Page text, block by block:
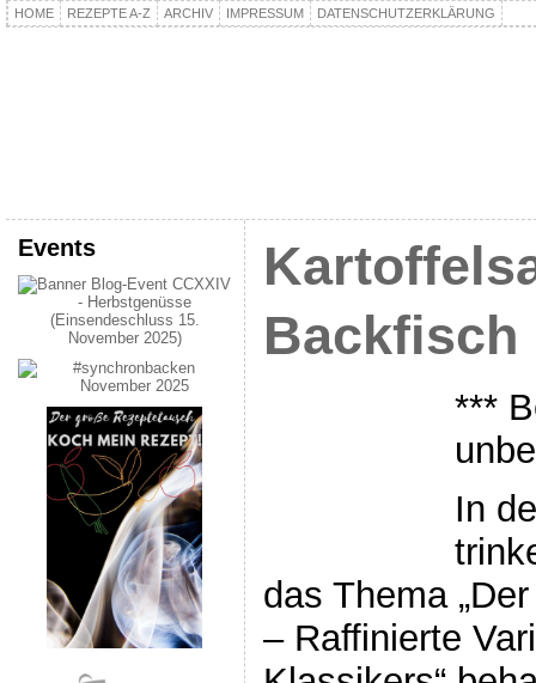
HOME REZEPTE A-Z ARCHIV IMPRESSUM DATENSCHUTZERKLÄRUNG
Events
Backfisch
***
In
das Thema
– Raffinierte